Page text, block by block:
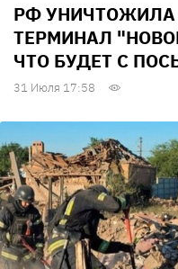
РФ
ТЕРМИНАЛ
ЧТО БУДЕТ С
31 Июля 17:58